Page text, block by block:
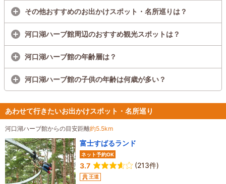
その他おすすめのお出かけスポット・名所巡りは？
河口湖ハーブ館周辺のおすすめ観光スポットは？
河口湖ハーブ館の年齢層は？
河口湖ハーブ館の子供の年齢は何歳が多い？
あわせて行きたいお出かけスポット・名所巡り
河口湖ハーブ館からの目安距離約5.5km
富士すばるランド
ネット予約OK
3.7 (213件)
王道